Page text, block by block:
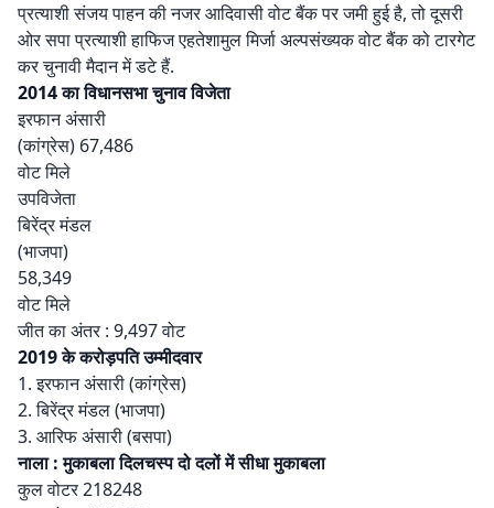
प्रत्याशी संजय पाहन की नजर आदिवासी वोट बैंक पर जमी हुई है, तो दूसरी
ओर सपा प्रत्याशी हाफिज एहतेशामुल मिर्जा अल्पसंख्यक वोट बैंक को टारगेट
कर चुनावी मैदान में डटे हैं.
2014 का विधानसभा चुनाव विजेता
इरफान अंसारी
(कांग्रेस) 67,486
वोट मिले
उपविजेता
बिरेंद्र मंडल
(भाजपा)
58,349
वोट मिले
जीत का अंतर : 9,497 वोट
2019 के करोड़पति उम्मीदवार
1. इरफान अंसारी (कांग्रेस)
2. बिरेंद्र मंडल (भाजपा)
3. आरिफ अंसारी (बसपा)
नाला : मुकाबला दिलचस्प दो दलों में सीधा मुकाबला
कुल वोटर 218248